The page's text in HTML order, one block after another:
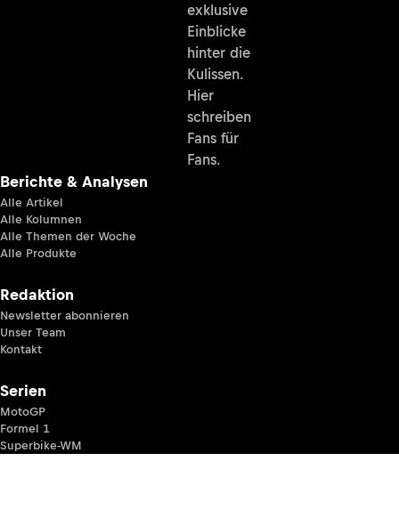
exklusive
Einblicke
hinter die
Kulissen.
Hier
schreiben
Fans für
Fans.
Berichte & Analysen
Alle Artikel
Alle Kolumnen
Alle Themen der Woche
Alle Produkte
Redaktion
Newsletter abonnieren
Unser Team
Kontakt
Serien
MotoGP
Formel 1
Superbike-WM